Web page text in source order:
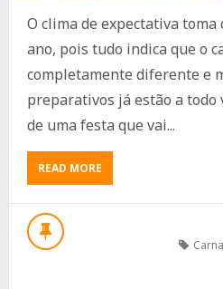
O clima de expectativa toma
ano, pois tudo indica que o
completamente diferente e
preparativos já estão a todo
de uma festa que vai...
READ MOREABOUT
O
CARNAVAL